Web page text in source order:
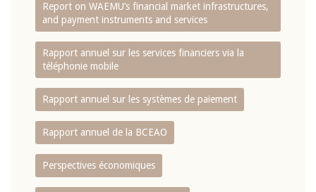
Report on WAEMU’s financial market infrastructures,
and payment instruments and services
Rapport annuel sur les services financiers via la
téléphonie mobile
Rapport annuel sur les systèmes de paiement
Rapport annuel de la BCEAO
Perspectives économiques